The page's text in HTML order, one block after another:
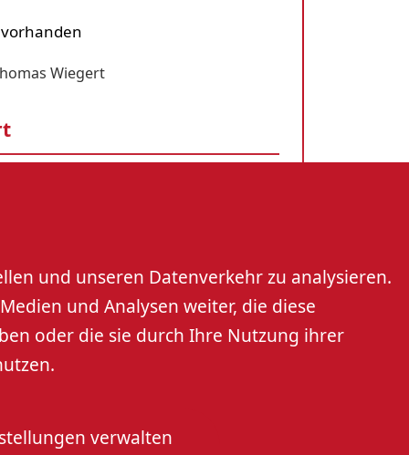
und unseren Datenverkehr zu analysieren.
und Analysen weiter, die diese
oder die sie durch Ihre Nutzung ihrer
verwalten
Wiegert